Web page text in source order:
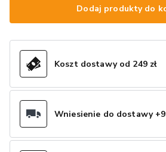
Dodaj produkty do
Koszt dostawy od 249 zł
Wniesienie do dostawy